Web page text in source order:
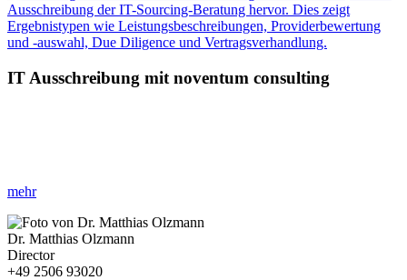
IT Ausschreibung mit noventum consulting
mehr
Dr. Matthias Olzmann
Director
+49 2506 93020